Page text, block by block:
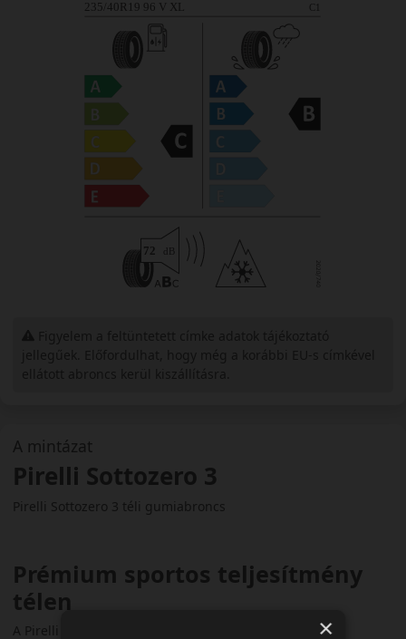
A mintázat
Pirelli Sottozero 3
Pirelli Sottozero 3 téli gumiabroncs
Prémium sportos teljesítmény
télen
A Pirelli Sottozero 3 a prémium sportautók és nagy×